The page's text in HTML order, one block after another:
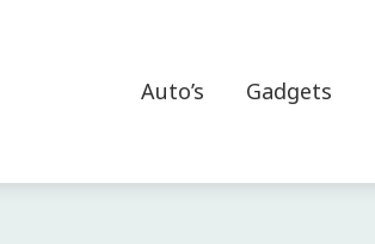
Auto’s Gadgets